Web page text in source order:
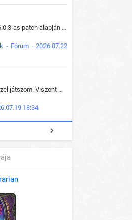
Kártya változások a 36.0.3-as patch alapján frissítve az adatbázisban (képek is cserélve).
- Fórum · 2026.07.22
Amióta bejött, csak ezzel játszom. Viszont mint minden más - akár az alapjáték is, ez is baromira összetett lett. Néha már pár kör után is esélytelen az egész. Vagy irreállisan túltápol valaki, vagy lelép a partner, vagy csak hülye mint a segg. És amikor eljönne az én időm, na akkor jön el mindenki másé is. Engem jobban érdekelne, hogy ki milyen ratingen szokott játszani. Na ez lenne egy érdekes adat.
18:34